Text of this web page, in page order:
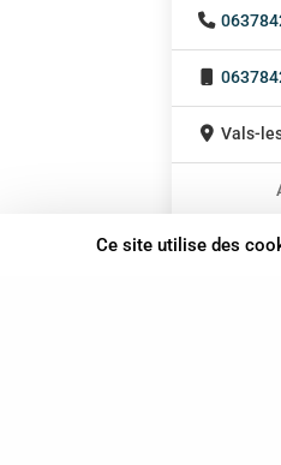
Vals-
Ce site utilise des